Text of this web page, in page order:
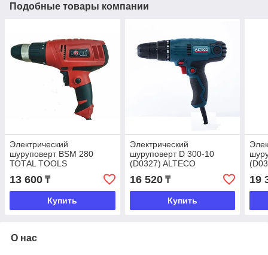
Подобные товары компании
Электрический
шуруповерт BSM 280
ТОТАL TOOLS
13 600 ₸
Купить
Электрический
шуруповерт D 300-10
(D0327) ALTECO
16 520₸
Купить
19
О нас